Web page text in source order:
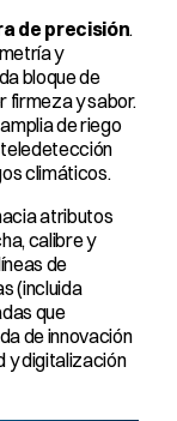
de precisión.
y
bloque de
firmeza y sabor.
de riego
climáticos.
atributos
calibre y
de
(incluida
que
de innovación
y digitalización